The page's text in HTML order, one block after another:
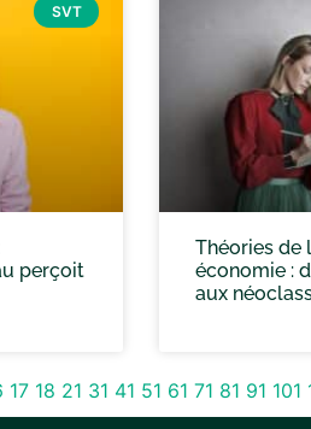
SVT
perçoit
Théories de
économie :
aux
17 18 21 31 41 51 61 71 81 91 101